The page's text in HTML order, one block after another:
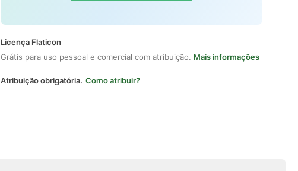
Licença Flaticon
Grátis para uso pessoal e comercial com atribuição. Mais informações
Atribuição obrigatória. Como atribuir?